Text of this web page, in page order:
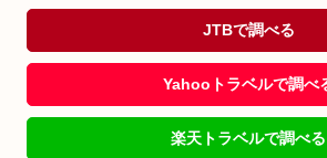
JTBで調べる
Yahooトラベルで調べ
楽天トラベルで調べる